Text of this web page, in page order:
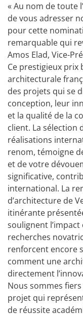
« Au nom de toute
de vous adresser
pour cette
remarquable qui
Amos Elad, Vice-
Ce prestigieux prix
architecturale
des projets qui se
conception, leur
et la qualité de la
client. La sélection
réalisations
renom, témoigne
et de votre
significative,
international. La
d’architecture de
itinérante
soulignent
recherches
renforcent encore
comment une
directement
Nous sommes
projet qui
de réussite